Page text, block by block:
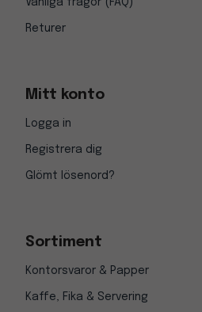
Vanliga frågor (FAQ)
Returer
Mitt konto
Logga in
Registrera dig
Glömt lösenord?
Sortiment
Kontorsvaror & Papper
Kaffe, Fika & Servering